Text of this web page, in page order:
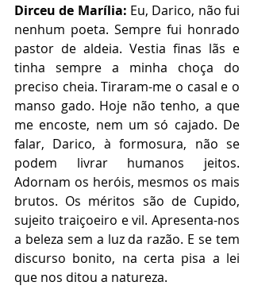
Dirceu de Marília: Eu, Darico, não fui
nenhum poeta. Sempre fui honrado
pastor de aldeia. Vestia finas lãs e
tinha sempre a minha choça do
preciso cheia. Tiraram-me o casal e o
manso gado. Hoje não tenho, a que
me encoste, nem um só cajado. De
falar, Darico, à formosura, não se
podem livrar humanos jeitos.
Adornam os heróis, mesmos os mais
brutos. Os méritos são de Cupido,
sujeito traiçoeiro e vil. Apresenta-nos
a beleza sem a luz da razão. E se tem
discurso bonito, na certa pisa a lei
que nos ditou a natureza.